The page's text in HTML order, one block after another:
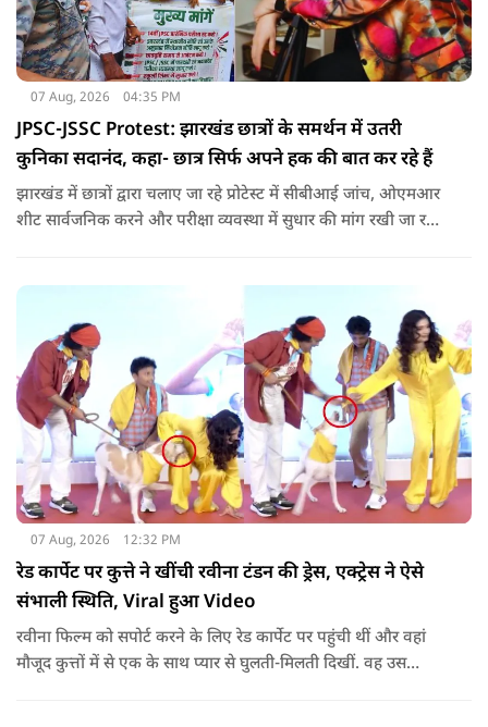
07 Aug, 2026 04:35 PM
JPSC-JSSC Protest: झारखंड छात्रों के समर्थन में उतरी
कुनिका सदानंद, कहा- छात्र सिर्फ अपने हक की बात कर रहे हैं
झारखंड में छात्रों द्वारा चलाए जा रहे प्रोटेस्ट में सीबीआई जांच, ओएमआर
शीट सार्वजनिक करने और परीक्षा व्यवस्था में सुधार की मांग रखी जा रही
07 Aug, 2026 12:32 PM
रेड कार्पेट पर कुत्ते ने खींची रवीना टंडन की ड्रेस, एक्ट्रेस ने ऐसे
संभाली स्थिति, Viral हुआ Video
रवीना फिल्म को सपोर्ट करने के लिए रेड कार्पेट पर पहुंची थीं और वहां
मौजूद कुत्तों में से एक के साथ प्यार से घुलती-मिलती दिखीं. वह उस